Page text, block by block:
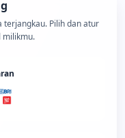
Pilih dan atur
milikmu.